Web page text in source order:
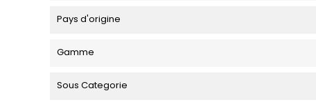
Pays d'origine
Gamme
Sous Categorie